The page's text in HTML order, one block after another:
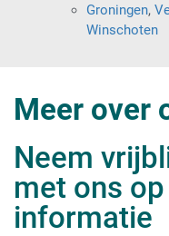
Groningen,
Winschoten
Meer over
Neem
met ons
informatie